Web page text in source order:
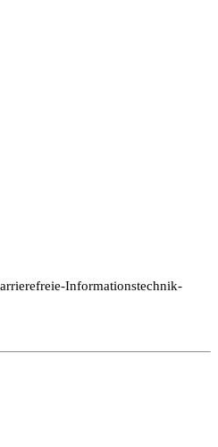
Informationstechnik-